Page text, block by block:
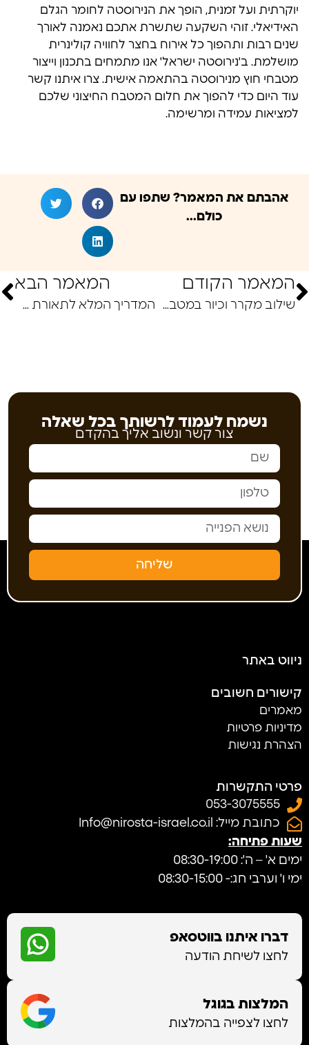
יוקרתית ועל זמנית, הופך את הנירוסטה לחומר הגלם
האידיאלי. זוהי השקעה שתשרת אתכם נאמנה לאורך
שנים רבות ותהפוך כל אירוח בחצר לחוויה קולינרית
מושלמת. ב'נירוסטה ישראל' אנו מתמחים בתכנון וייצור
מטבחי חוץ מנירוסטה בהתאמה אישית. צרו איתנו קשר
עוד היום כדי להפוך את חלום המטבח החיצוני שלכם
למציאות עמידה ומרשימה.
אהבתם את המאמר? שתפו עם
כולם...
המאמר הקודם
שילוב מקרר וכיור במטבח הגינה: שדרוג שהופך את החיים לקלים
המאמר הבא
המדריך המלא לתאורת מטבח חוץ: בין בטיחות לאווירה מושלמת
נשמח לעמוד לרשותך בכל שאלה
צור קשר ונשוב אליך בהקדם
שליחה
ניווט באתר
קישורים חשובים
מאמרים
מדיניות פרטיות
הצהרת נגישות
פרטי התקשרות
053-3075555
כתובת מייל: Info@nirosta-israel.co.il
שעות פתיחה:
ימים א' – ה': 08:30-19:00
ימי ו' וערבי חג:- 08:30-15:00
דברו איתנו בווטסאפ
לחצו לשיחת הודעה
המלצות בגוגל
לחצו לצפייה בהמלצות